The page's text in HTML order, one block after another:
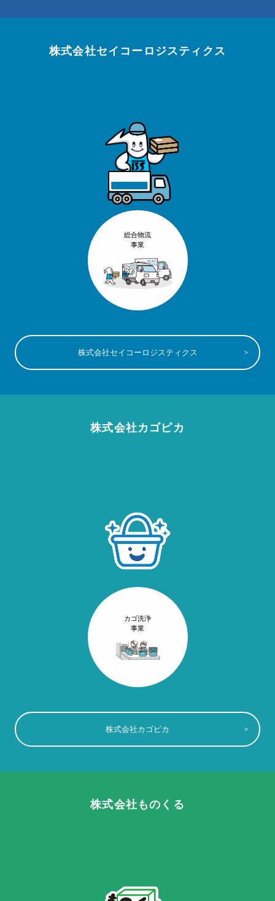
株式会社セイコーロジスティクス
総合物流
事業
株式会社セイコーロジスティクス
株式会社カゴピカ
カゴ洗浄
事業
株式会社カゴピカ
株式会社ものくる